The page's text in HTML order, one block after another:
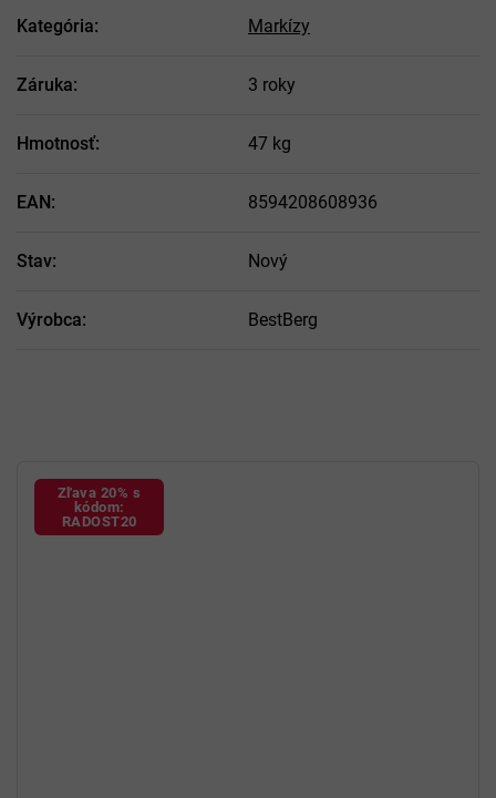
Kategória: Markízy
Záruka: 3 roky
Hmotnosť: 47 kg
EAN: 8594208608936
Stav: Nový
Výrobca: BestBerg
Zľava 20% s
kódom:
RADOST20